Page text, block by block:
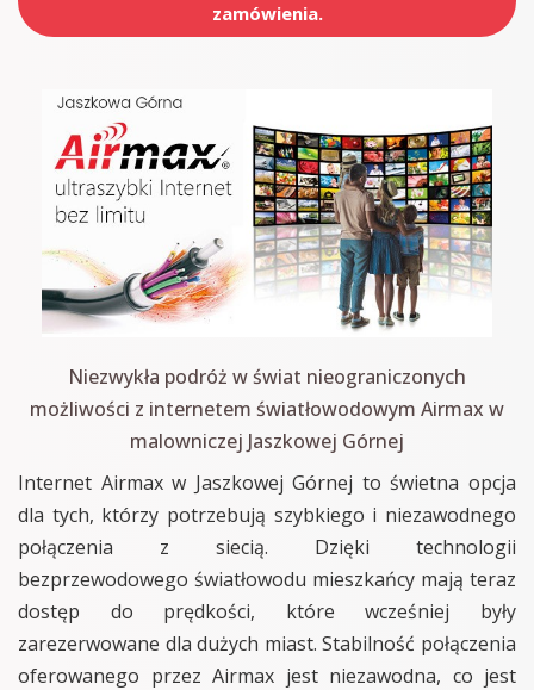
zamówienia.
Niezwykła podróż w świat nieograniczonych
możliwości z internetem światłowodowym Airmax w
malowniczej Jaszkowej Górnej
Internet Airmax w Jaszkowej Górnej to świetna opcja
dla tych, którzy potrzebują szybkiego i niezawodnego
połączenia z siecią. Dzięki technologii
bezprzewodowego światłowodu mieszkańcy mają teraz
dostęp do prędkości, które wcześniej były
zarezerwowane dla dużych miast. Stabilność połączenia
oferowanego przez Airmax jest niezawodna, co jest